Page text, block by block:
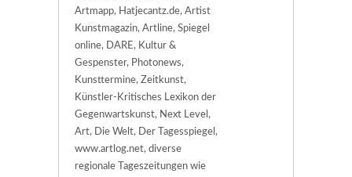
Artmapp, Hatjecantz.de, Artist
Kunstmagazin, Artline, Spiegel
online, DARE, Kultur &
Gespenster, Photonews,
Kunsttermine, Zeitkunst,
Künstler-Kritisches Lexikon der
Gegenwartskunst, Next Level,
Art, Die Welt, Der Tagesspiegel,
www.artlog.net, diverse
regionale Tageszeitungen wie